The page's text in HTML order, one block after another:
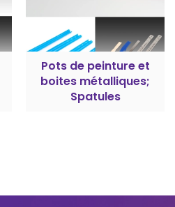
Pots de peinture et
boites métalliques;
Spatules